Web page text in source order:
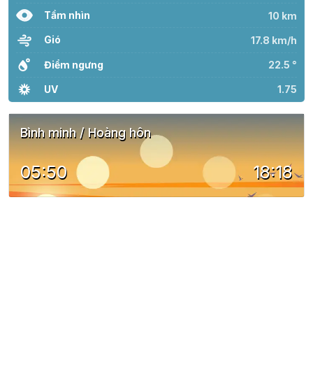
Tầm nhìn 10 km
Gió 17.8 km/h
Điểm ngưng 22.5 °
UV 1.75
Bình minh / Hoàng hôn
05:50 18:18